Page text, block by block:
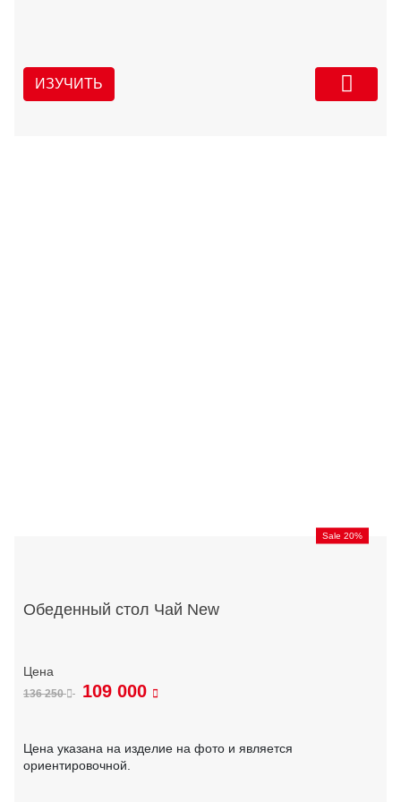
ИЗУЧИТЬ
Sale 20%
Обеденный стол Чай New
136 250 109 000
Цена указана на изделие на фото и является
ориентировочной.